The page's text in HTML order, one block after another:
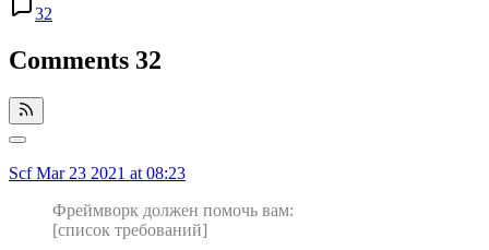
32
Comments 32
ScfMar 23 2021 at 08:23
Фреймворк должен помочь вам:
[список требований]